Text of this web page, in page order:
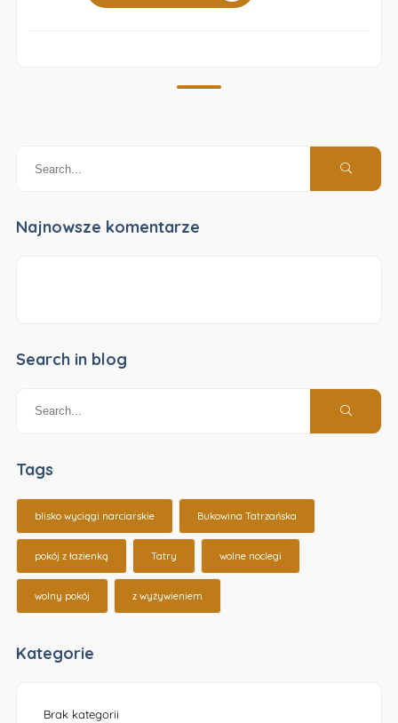
Najnowsze komentarze
Search in blog
Tags
blisko wyciągi narciarskie Bukowina Tatrzańska
pokój z łazienką Tatry wolne noclegi
wolny pokój z wyżywieniem
Kategorie
Brak kategorii